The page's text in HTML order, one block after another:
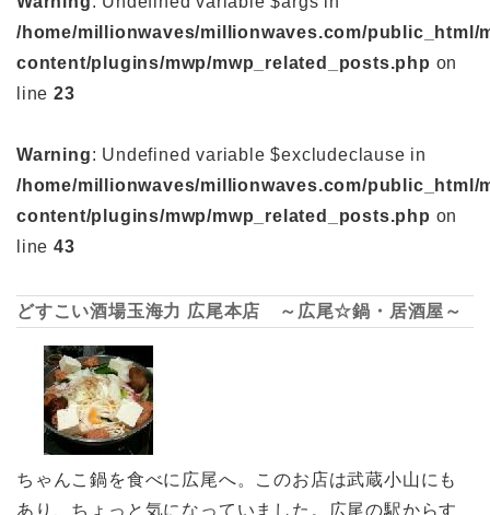
/home/millionwaves/millionwaves.com/public_html/
content/plugins/mwp/mwp_related_posts.php on
line 23
Warning: Undefined variable $excludeclause in
/home/millionwaves/millionwaves.com/public_html/
content/plugins/mwp/mwp_related_posts.php on
line 43
どすこい酒場玉海力 広尾本店 ～広尾☆鍋・居酒屋～
ちゃんこ鍋を食べに広尾へ。このお店は武蔵小山にも
あり、ちょっと気になっていました。広尾の駅からす